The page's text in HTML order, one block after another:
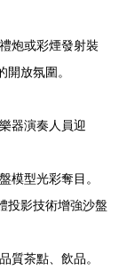
炮或彩煙發射裝
放氛圍。
器演奏人員迎
模型光彩奪目。
投影技術增強沙盤
質茶點、飲品。